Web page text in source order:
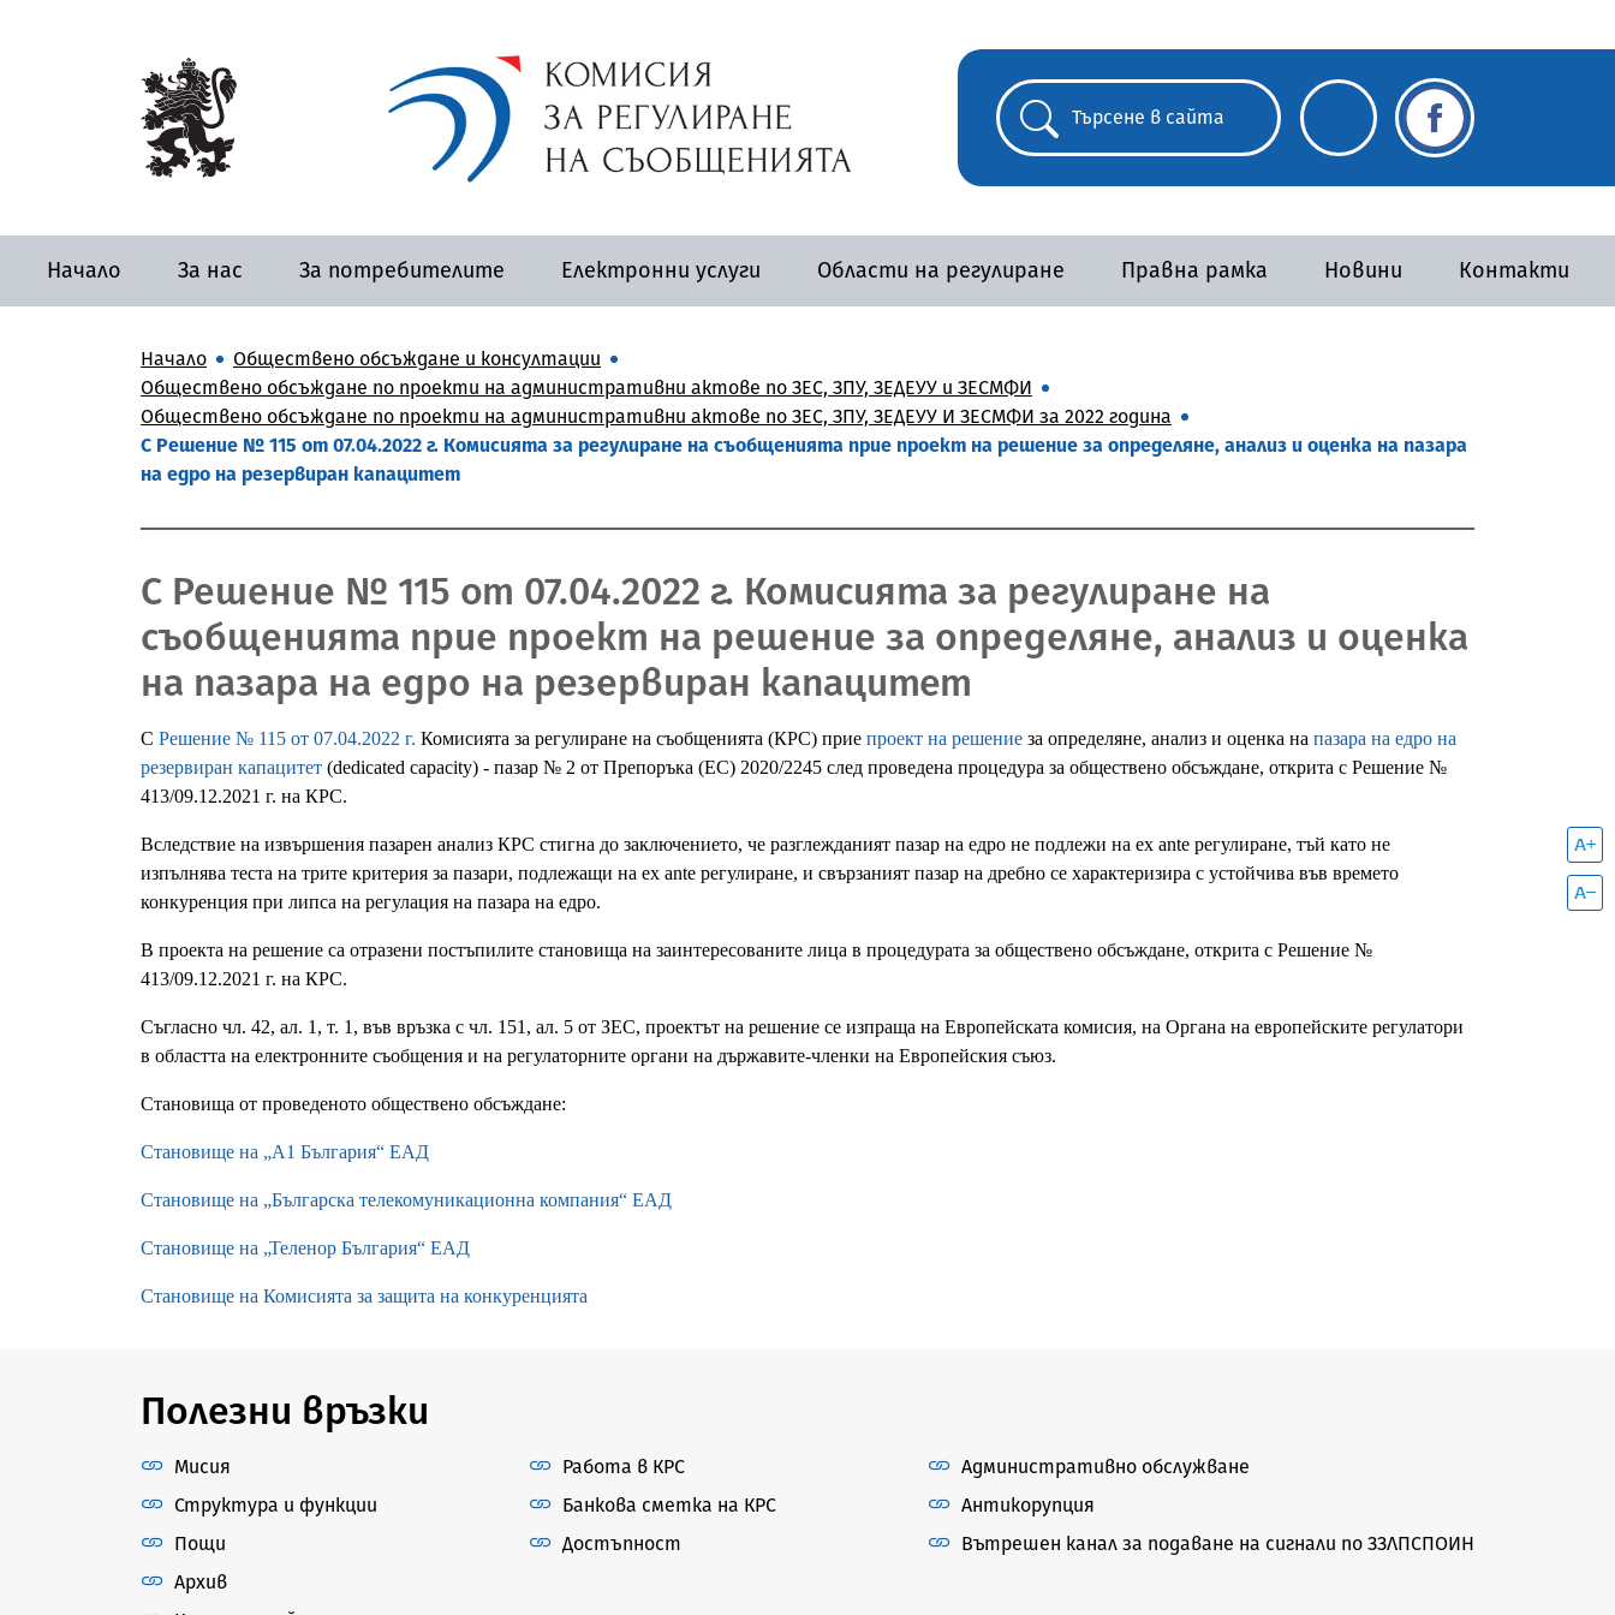
Начало За нас За потребителите Електронни услуги Области на регулиране Правна рамка Новини Контакти
Начало
Обществено обсъждане и консултации
Обществено обсъждане по проекти на административни актове по ЗЕС, ЗПУ, ЗЕДЕУУ и ЗЕСМФИ
Обществено обсъждане по проекти на административни актове по ЗЕС, ЗПУ, ЗЕДЕУУ И ЗЕСМФИ за 2022 година
С Решение № 115 от 07.04.2022 г. Комисията за регулиране на съобщенията прие проект на решение за определяне, анализ и оценка на пазара
на едро на резервиран капацитет
С Решение № 115 от 07.04.2022 г. Комисията за регулиране на
съобщенията прие проект на решение за определяне, анализ и оценка
на пазара на едро на резервиран капацитет
С Решение № 115 от 07.04.2022 г. Комисията за регулиране на съобщенията (КРС) прие проект на решение за определяне, анализ и оценка на пазара на едро на
резервиран капацитет (dedicated capacity) - пазар № 2 от Препоръка (ЕС) 2020/2245 след проведена процедура за обществено обсъждане, открита с Решение №
413/09.12.2021 г. на КРС.
Вследствие на извършения пазарен анализ КРС стигна до заключението, че разглежданият пазар на едро не подлежи на ex ante регулиране, тъй като не
изпълнява теста на трите критерия за пазари, подлежащи на ex ante регулиране, и свързаният пазар на дребно се характеризира с устойчива във времето
конкуренция при липса на регулация на пазара на едро.
В проекта на решение са отразени постъпилите становища на заинтересованите лица в процедурата за обществено обсъждане, открита с Решение №
413/09.12.2021 г. на КРС.
Съгласно чл. 42, ал. 1, т. 1, във връзка с чл. 151, ал. 5 от ЗЕС, проектът на решение се изпраща на Европейската комисия, на Органа на европейските регулатори
в областта на електронните съобщения и на регулаторните органи на държавите-членки на Европейския съюз.
Становища от проведеното обществено обсъждане:
Становище на „А1 България“ ЕАД
Становище на „Българска телекомуникационна компания“ ЕАД
Становище на „Теленор България“ ЕАД
Становище на Комисията за защита на конкуренцията
Полезни връзки
Мисия
Структура и функции
Пощи
Архив
Работа в КРС
Банкова сметка на КРС
Достъпност
Административно обслужване
Антикорупция
Вътрешен канал за подаване на сигнали по ЗЗЛПСПОИН